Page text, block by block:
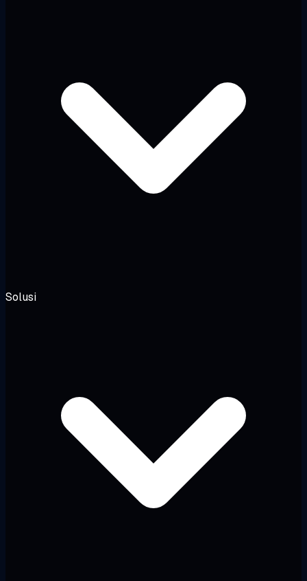
Solusi